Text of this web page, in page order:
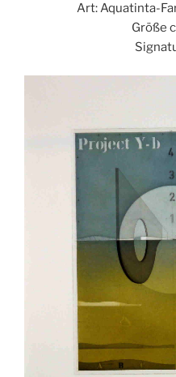
Art: Aquatinta-
Größe